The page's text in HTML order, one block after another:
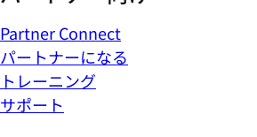
Partner Connect
パートナーになる
トレーニング
サポート